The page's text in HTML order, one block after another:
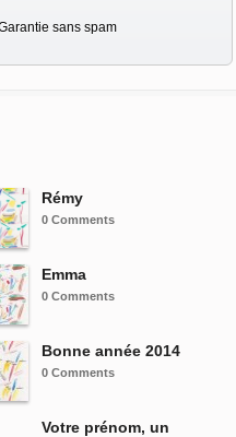
sans spam
Rémy
0 Comments
Emma
0 Comments
Bonne année 2014
0 Comments
Votre prénom, un